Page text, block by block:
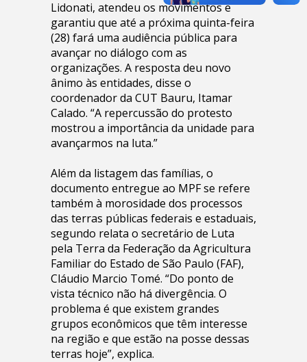
Lidonati, atendeu os movimentos e
garantiu que até a próxima quinta-feira
(28) fará uma audiência pública para
avançar no diálogo com as
organizações. A resposta deu novo
ânimo às entidades, disse o
coordenador da CUT Bauru, Itamar
Calado. “A repercussão do protesto
mostrou a importância da unidade para
avançarmos na luta.”
Além da listagem das famílias, o
documento entregue ao MPF se refere
também à morosidade dos processos
das terras públicas federais e estaduais,
segundo relata o secretário de Luta
pela Terra da Federação da Agricultura
Familiar do Estado de São Paulo (FAF),
Cláudio Marcio Tomé. “Do ponto de
vista técnico não há divergência. O
problema é que existem grandes
grupos econômicos que têm interesse
na região e que estão na posse dessas
terras hoje”, explica.